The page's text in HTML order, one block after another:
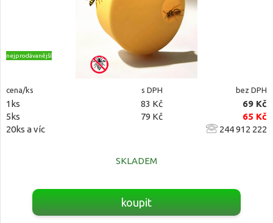
nejprodávanější
cena/ks s DPH bez DPH
1ks 83 Kč
69 Kč
5ks
79 Kč
65 Kč
20ks a víc
244 912 222
SKLADEM
koupit